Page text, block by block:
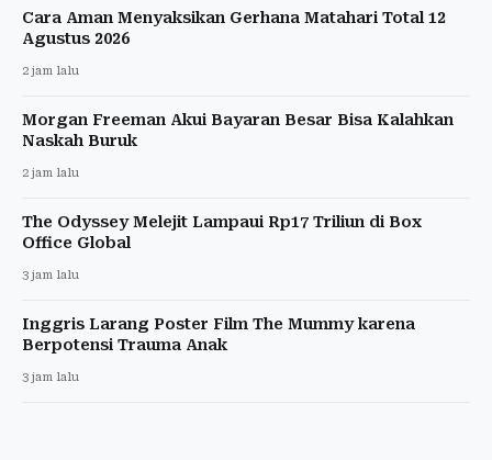
Cara Aman Menyaksikan Gerhana Matahari Total 12
Agustus 2026
2 jam lalu
Morgan Freeman Akui Bayaran Besar Bisa Kalahkan
Naskah Buruk
2 jam lalu
The Odyssey Melejit Lampaui Rp17 Triliun di Box
Office Global
3 jam lalu
Inggris Larang Poster Film The Mummy karena
Berpotensi Trauma Anak
3 jam lalu